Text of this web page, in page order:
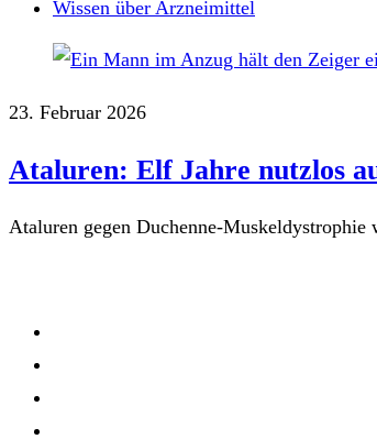
Wissen über Arzneimittel
23. Februar 2026
Ataluren: Elf Jahre nutzlos
Ataluren gegen Duchenne-